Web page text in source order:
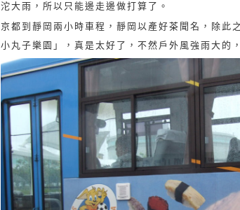
沱大雨，所以只能邊走邊做打算了。
京都到靜岡兩小時車程，靜岡以產好茶聞名，除此
小丸子樂園」，真是太好了，不然戶外風強雨大的